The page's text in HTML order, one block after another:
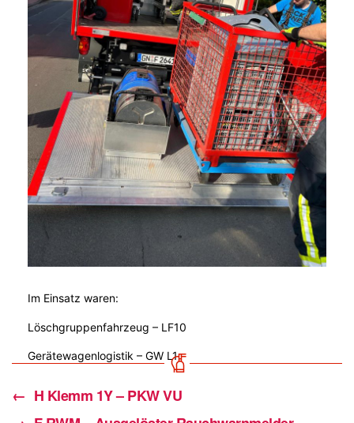
Im Einsatz waren:
Löschgruppenfahrzeug – LF10
Gerätewagenlogistik – GW L1
← H Klemm 1Y – PKW VU